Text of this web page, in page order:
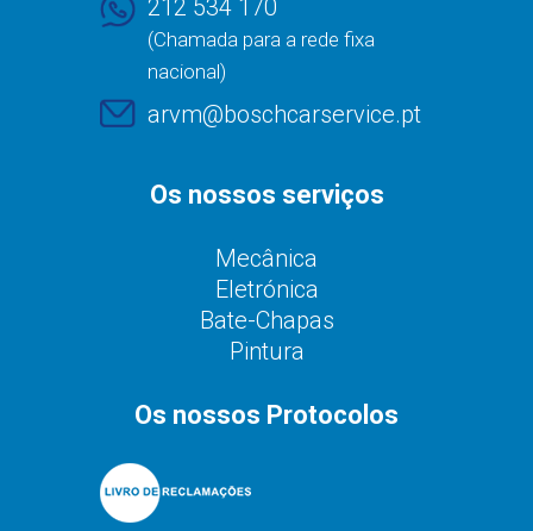
212 534 170
(Chamada para a rede fixa
nacional)
arvm@boschcarservice.pt
Os nossos serviços
Mecânica
Eletrónica
Bate-Chapas
Pintura
Os nossos Protocolos